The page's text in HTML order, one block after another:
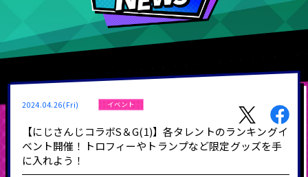
2024.04.26(Fri) イベント
【にじさんじコラボS＆G(1)】各タレントのランキングイ
ベント開催！トロフィーやトランプなど限定グッズを手
に入れよう！